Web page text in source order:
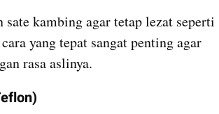
kambing agar tetap lezat seperti
yang tepat sangat penting agar
rasa aslinya.